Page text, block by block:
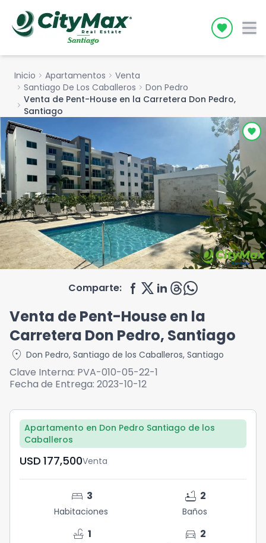
Icon
Inicio chevron_right Apartamentos chevron_right Venta
chevron_right Santiago De Los Caballeros chevron_right Don Pedro
chevron_right Venta de Pent-House en la Carretera Don Pedro,
Santiago
Comparte:
Venta de Pent-House en la
Carretera Don Pedro, Santiago
location_on Don Pedro, Santiago de los Caballeros, Santiago
Clave Interna: PVA-010-05-22-1
Fecha de Entrega: 2023-10-12
Apartamento en Don Pedro Santiago de los
Caballeros
USD	177,500Venta
bed 3
Habitaciones
bathtub 2
Baños
faucet 1 directions_car 2